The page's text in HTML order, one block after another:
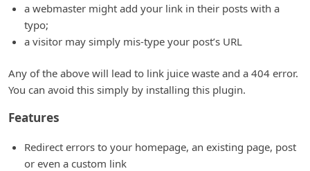
a webmaster might add your link in their posts with a
typo;
a visitor may simply mis-type your post’s URL
Any of the above will lead to link juice waste and a 404 error.
You can avoid this simply by installing this plugin.
Features
Redirect errors to your homepage, an existing page, post
or even a custom link